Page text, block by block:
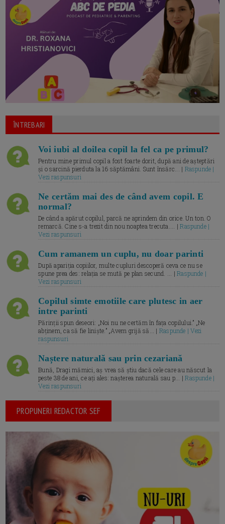
ÎNTREBARI
Voi iubi al doilea copil la fel ca pe primul?
Pentru mine primul copil a fost foarte dorit, după ani de așteptări
și o sarcină pierduta la 16 săptămâni. Sunt însărc... | Raspunde |
Vezi raspunsuri
Ne certăm mai des de când avem copil. E
normal?
De când a apărut copilul, parcă ne aprindem din orice. Un ton. O
remarcă. Cine s-a trezit din nou noaptea trecuta.... |Raspunde |
Vezi raspunsuri
Cum ramanem un cuplu, nu doar parinti
După apariția copiilor, multe cupluri descoperă ceva ce nu se
spune prea des: relația se mută pe plan secund. ... |Raspunde |
Vezi raspunsuri
Copilul simte emotiile care plutesc in aer
intre parinti
Părinții spun deseori: „Noi nu ne certăm în fața copilului.” „Ne
abținem, ca să fie liniște.” „Avem grijă să... | Raspunde | Vezi
raspunsuri
Naștere naturală sau prin cezariană
Bună, Dragi mămici, aș vrea să știu dacă cele care au născut la
peste 38 de ani, ce ați ales: nașterea naturală sau p... |Raspunde |
Vezi raspunsuri
PROPUNERI REDACTOR SEF